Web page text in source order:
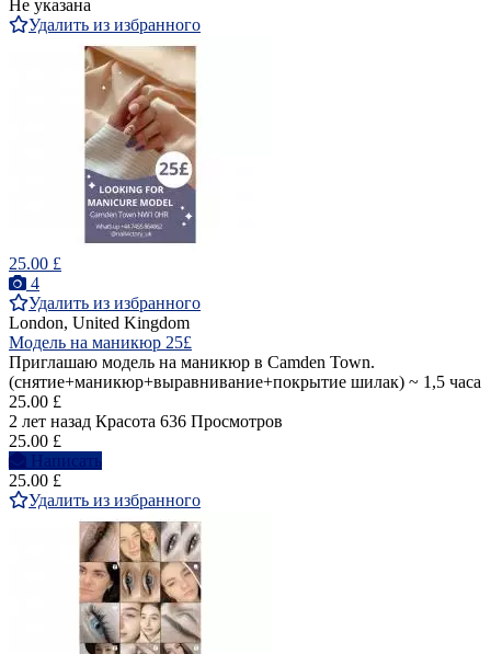
Не указана
Удалить из избранного
25.00 £
4
Удалить из избранного
London, United Kingdom
Модель на маникюр 25£
Приглашаю модель на маникюр в Camden Town.
(снятие+маникюр+выравнивание+покрытие шилак) ~ 1,5 часа
25.00 £
2 лет назад Красота 636 Просмотров
25.00 £
Написать
25.00 £
Удалить из избранного